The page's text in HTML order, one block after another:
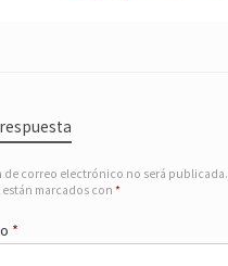
de correo electrónico no será publicada.
marcados con*
*